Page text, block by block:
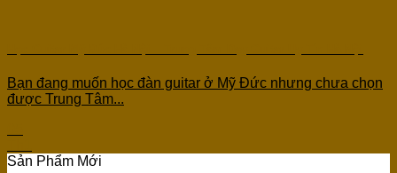
Bạn đang muốn học đàn guitar ở Mỹ Đức nhưng chưa chọn
được Trung Tâm...
Sản Phẩm Mới